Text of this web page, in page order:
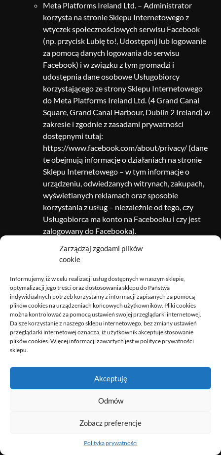
Zarządzaj zgodami plików
cookie
Informujemy, iż w celu realizacji usług dostępnych w naszym sklepie,
optymalizacji jego treści oraz dostosowania sklepu do Państwa
indywidualnych potrzeb korzystamy z informacji zapisanych za pomocą
plików cookies na urządzeniach końcowych użytkowników. Pliki cookies
można kontrolować za pomocą ustawień swojej przeglądarki internetowej.
Dalsze korzystanie z naszego sklepu internetowego, bez zmiany ustawień
przeglądarki internetowej oznacza, iż użytkownik akceptuje stosowanie
plików cookies. Więcej informacji zawartych jest w polityce prywatności
sklepu.
Akceptuję
Odmów
Zobacz preferencje
Polityka prywatności
Meta Platforms Ireland Ltd. – Administrator
korzysta na stronie Sklepu Internetowego z
wtyczek społecznościowych serwisu Facebook
(np. przycisk Lubię to!, Udostępnij lub logowanie
za pomocą danych logowania do serwisu
Facebook) i w związku z tym gromadzi i
udostępnia dane osobowe Usługobiorcy
korzystającego ze strony Sklepu Internetowego
do Meta Platforms Ireland Ltd. (4 Grand Canal
Square, Grand Canal Harbour, Dublin 2 Ireland) w
zakresie i zgodnie z zasadami prywatności
dostępnymi tutaj:
https://www.facebook.com/about/privacy/ (dane
te obejmują informacje o działaniach na stronie
Sklepu Internetowego – w tym informacje o
urządzeniu, odwiedzanych witrynach, zakupach,
wyświetlanych reklamach oraz sposobie
korzystania z usług – niezależnie od tego, czy
Usługobiorca ma konto na Facebooku i czy jest
zalogowany do Facebooka).
5. PROFILOWANIE
W SKLEPIE
INTERNETOWYM
5.1.Rozporządzenie RODO nakłada na Administratora
obowiązek informowania o zautomatyzowanym
mowa w art. 22 ust. 1 i 4 Rozporządzenia RODO, oraz –
przynajmniej w tych przypadkach – istotne informacje o
przewidywanych konsekwencjach takiego przetwarzania
Administrator podaje w tym punkcie polityki prywatności
informacje dotyczące możliwego profilowania.
Skontaktuj się z nami!